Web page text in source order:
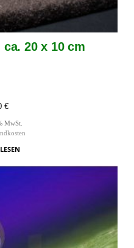
ca. 20 x 10 cm
€
MwSt.